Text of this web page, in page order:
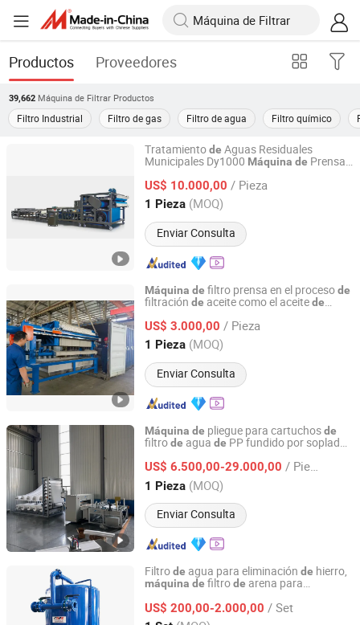
Productos Proveedores
39,662 Máquina de Filtrar Productos
Filtro Industrial Filtro de gas Filtro de agua Filtro químico
Tratamientode Aguas Residuales
Municipales Dy1000 Máquina de Prensa
US$ 10.000,00 / Pieza
1 Pieza (MOQ)
Enviar Consulta
Henan Jincheng Filter Equipment Co., Ltd.
Henan, China Desde 2013
Máquina de filtro prensa en el procesode
filtración de aceite como el aceitede
US$ 3.000,00 / Pieza
1 Pieza (MOQ)
Enviar Consulta
Henan Jincheng Filter Equipment Co., Ltd.
Henan, China Desde 2013
Máquina de pliegue para cartuchosde
filtrode agua de PP fundido por soplado
US$ 6.500,00-29.000,00 / Pieza
1 Pieza (MOQ)
Enviar Consulta
Changzhou Fengju Machinery Equipment Co., Ltd.
Jiangsu, China Desde 2025
Filtrode agua para eliminación de hierro,
máquina de filtrode arena para
US$ 200,00-2.000,00 / Set
Hunan Dawning Environmental Protection Equipment Co.,
Ltd.